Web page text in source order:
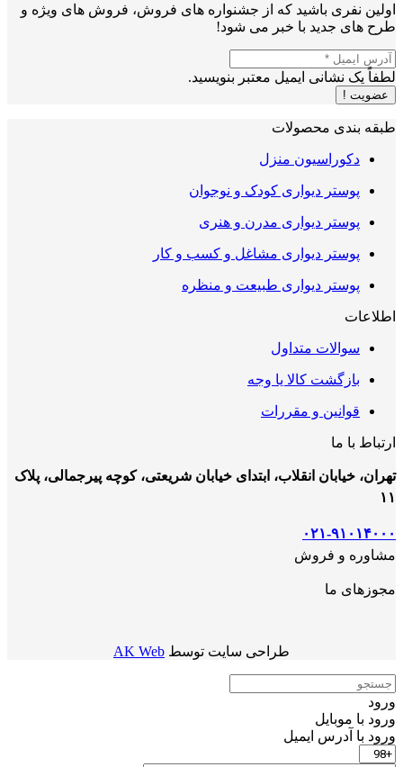
اولین نفری باشید که از جشنواره های فروش، فروش های ویژه و
طرح های جدید با خبر می شود!
لطفاً یک نشانی ایمیل معتبر بنویسید.
عضویت !
طبقه بندی محصولات
دکوراسیون منزل
پوستر دیواری کودک و نوجوان
پوستر دیواری مدرن و هنری
پوستر دیواری مشاغل و کسب و کار
پوستر دیواری طبیعت و منظره
اطلاعات
سوالات متداول
بازگشت کالا یا وجه
قوانین و مقررات
ارتباط با ما
تهران، خیابان انقلاب، ابتدای خیابان شریعتی، کوچه پیرجمالی، پلاک
۱۱
۰۲۱-۹۱۰۱۴۰۰۰
مشاوره و فروش
مجوزهای ما
طراحی سایت توسط AK Web
ورود
ورود با موبایل
ورود با ‫آدرس ایمیل